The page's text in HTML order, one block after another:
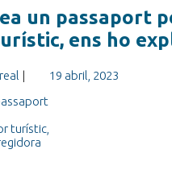
un passaport
ens ho
| 19 abril, 2023